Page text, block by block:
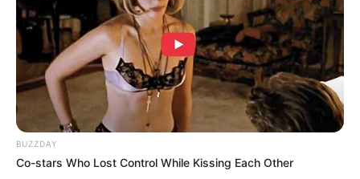
Japan's Greatest Doctors Say Memory Loss Isn't
Age: Just Stop Drinking These 3 Beverages
NEUROMIND PRO
Why Smart Men 40+ Switched From Blue Pills To
This
BUZZDAY
Co-stars Who Lost Control While Kissing Each Other